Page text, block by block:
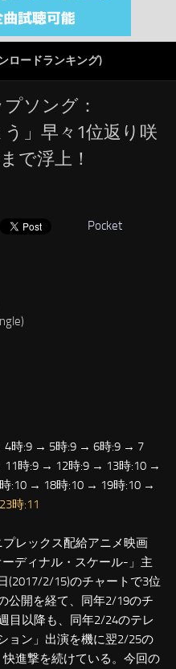
ロードランキング)
ソング：
」早々1位返り咲
で浮上！
Pocket
時:9 → 5時:9 → 6時:9 → 7
時:9 → 12時:9 → 13時:10 →
:10 → 18時:10 → 19時:10 →
23時:11
プレックス配給アニメ映画
ディナル・スケール-」主
(2017/2/15)のチャートで3位
公開を経て、同年2/19のチ
目以降も、同年2/24のテレ
ョン」出演を機に翌2/25の
進撃を続けている。今回の